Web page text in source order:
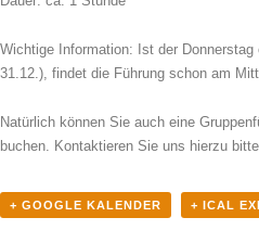
Wichtige Information: Ist der
31.12.), findet die Führung schon am
Natürlich können Sie auch eine
buchen. Kontaktieren Sie uns hierzu
+ GOOGLE KALENDER + ICAL